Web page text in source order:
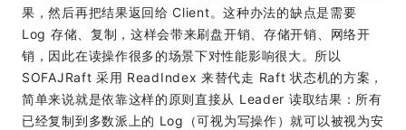
果，然后再把结果返回给 Client。这种办法的缺点是需要
Log 存储、复制，这样会带来刷盘开销、存储开销、网络开
销，因此在读操作很多的场景下对性能影响很大。所以
SOFAJRaft 采用 ReadIndex 来替代走 Raft 状态机的方案，
简单来说就是依靠这样的原则直接从 Leader 读取结果：所有
已经复制到多数派上的 Log（可视为写操作）就可以被视为安